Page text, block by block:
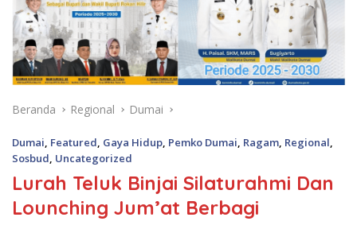
Beranda Regional Dumai
Dumai Featured Gaya Hidup Pemko Dumai Ragam Regional
Sosbud Uncategorized
Lurah Teluk Binjai Silaturahmi Dan
Lounching Jum’at Berbagi